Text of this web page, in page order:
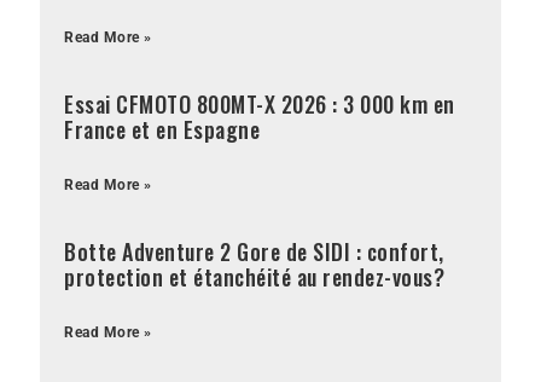
Read More »
Essai CFMOTO 800MT-X 2026 : 3 000 km en
France et en Espagne
Read More »
Botte Adventure 2 Gore de SIDI : confort,
protection et étanchéité au rendez-vous?
Read More »